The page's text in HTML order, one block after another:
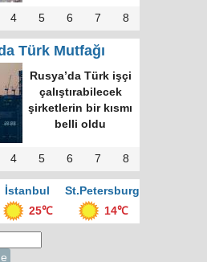
4 5 6 7 8
Türk Mutfağı
Rusya’da Türk işçi
çalıştırabilecek
şirketlerin bir kısmı
belli oldu
4 5 6 7 8
İstanbul
St.Petersburg
25℃ 14℃